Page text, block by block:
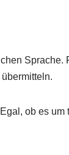
ob es